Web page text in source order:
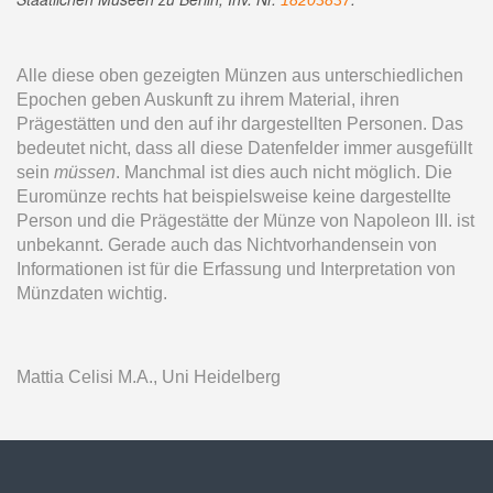
Alle diese oben gezeigten Münzen aus unterschiedlichen
Epochen geben Auskunft zu ihrem Material, ihren
Prägestätten und den auf ihr dargestellten Personen. Das
bedeutet nicht, dass all diese Datenfelder immer ausgefüllt
sein müssen. Manchmal ist dies auch nicht möglich. Die
Euromünze rechts hat beispielsweise keine dargestellte
Person und die Prägestätte der Münze von Napoleon III. ist
unbekannt. Gerade auch das Nichtvorhandensein von
Informationen ist für die Erfassung und Interpretation von
Münzdaten wichtig.
Mattia Celisi M.A., Uni Heidelberg